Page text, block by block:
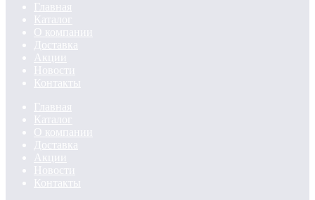
Главная
Каталог
О компании
Доставка
Акции
Новости
Контакты
Главная
Каталог
О компании
Доставка
Акции
Новости
Контакты